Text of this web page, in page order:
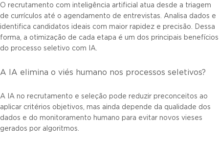
O recrutamento com inteligência artificial atua desde a triagem
de currículos até o agendamento de entrevistas. Analisa dados e
identifica candidatos ideais com maior rapidez e precisão. Dessa
forma, a otimização de cada etapa é um dos principais benefícios
do processo seletivo com IA.
A IA elimina o viés humano nos processos seletivos?
A IA no recrutamento e seleção pode reduzir preconceitos ao
aplicar critérios objetivos, mas ainda depende da qualidade dos
dados e do monitoramento humano para evitar novos vieses
gerados por algoritmos.